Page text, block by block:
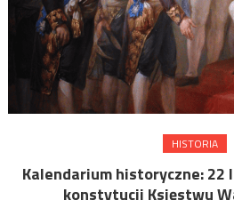
HISTORIA
Kalendarium historyczne: 22
konstytucji Księstwu